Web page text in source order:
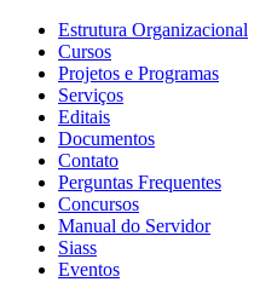
Estrutura Organizacional
Cursos
Projetos e Programas
Serviços
Editais
Documentos
Contato
Perguntas Frequentes
Concursos
Manual do Servidor
Siass
Eventos